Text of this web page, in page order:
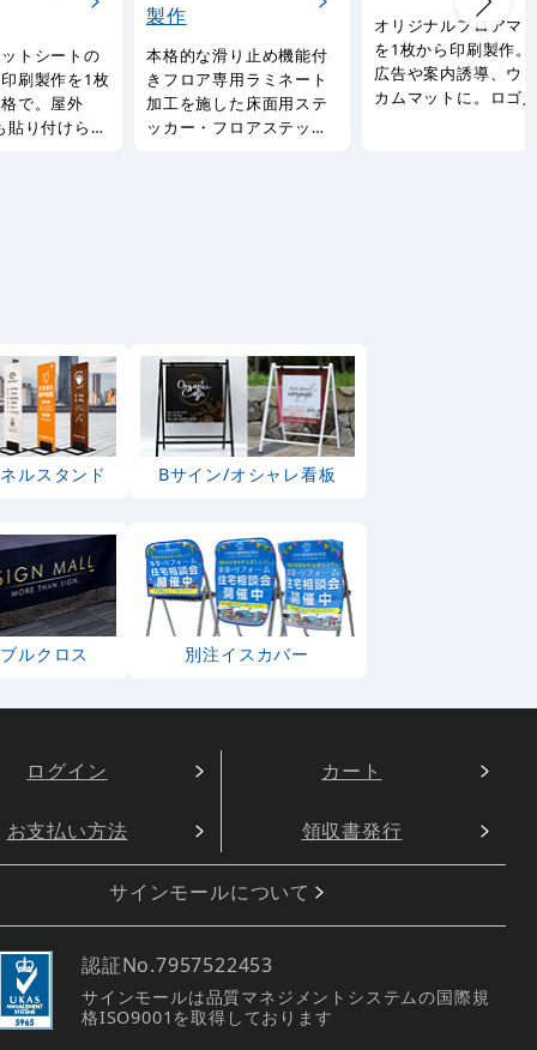
トシートの
刷製作を1枚
で。屋外
貼り付けられ
製作
本格的な滑り止め機能付
きフロア専用ラミネート
加工を施した床面用ステ
ッカー・フロアステッカ
オリジナルフロアマ
を1枚から印刷製作。
広告や案内誘導、ウ
カムマットに。ロゴ
ルスタンド Bサイン/オシャレ看板
ルクロス 別注イスカバー
ログイン カート
お支払い方法 領収書発行
サインモールについて
認証No.7957522453
サインモールは品質マネジメントシステムの国際規
格ISO9001を取得しております